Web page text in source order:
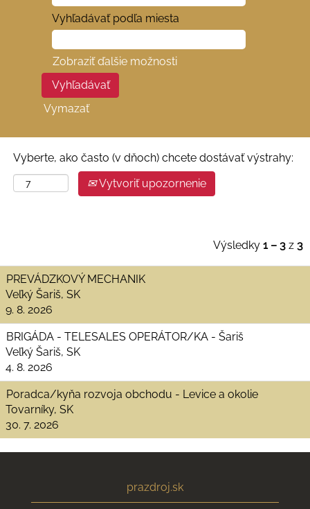
Vyhľadávať podľa miesta
Zobraziť ďalšie možnosti
Vymazať
Vyberte, ako často (v dňoch) chcete dostávať výstrahy:
Vytvoriť upozornenie
Výsledky 1 – 3 z 3
PREVÁDZKOVÝ MECHANIK
Veľký Šariš, SK
9. 8. 2026
BRIGÁDA - TELESALES OPERÁTOR/KA - Šariš
Veľký Šariš, SK
4. 8. 2026
Poradca/kyňa rozvoja obchodu - Levice a okolie
Tovarníky, SK
30. 7. 2026
prazdroj.sk